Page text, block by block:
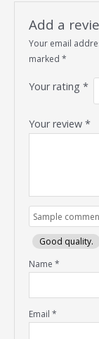
Add a
Your email
marked*
Your rating*
Your review*
Good quality.
Name*
Email*